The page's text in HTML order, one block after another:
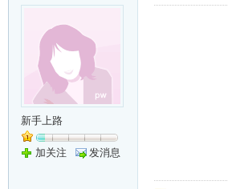
新手上路
加关注 发消息